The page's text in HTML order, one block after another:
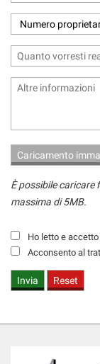
È possibile caricare
massima di 5MB.
Ho letto e accetto
Acconsento al